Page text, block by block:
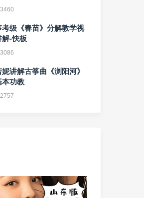
考级《春苗》分解教学视
解-快板
讲解古筝曲《浏阳河》
本功教